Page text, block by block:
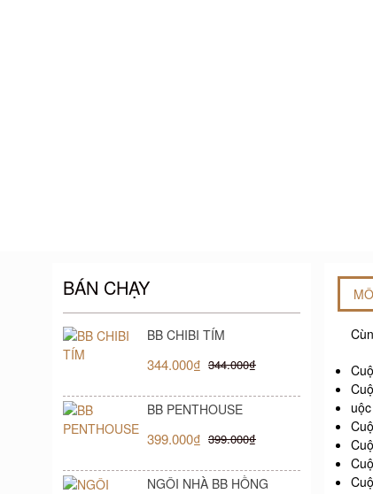
BÁN CHẠY
BB CHIBI TÍM
344.000₫ 344.000₫
BB PENTHOUSE
399.000₫ 399.000₫
NGÔI NHÀ BB HỒNG